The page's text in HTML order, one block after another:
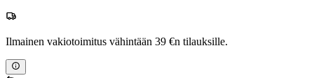
Ilmainen vakiotoimitus vähintään 39 €n tilauksille.